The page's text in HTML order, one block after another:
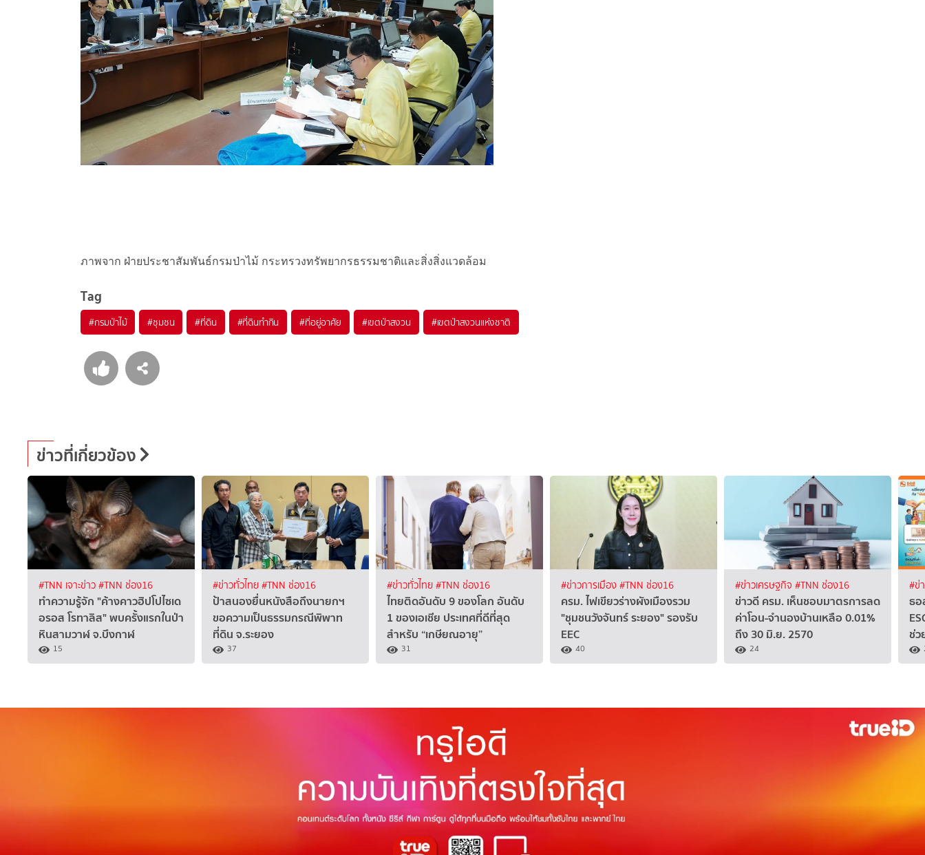
ภาพจาก ฝ่ายประชาสัมพันธ์กรมป่าไม้ กระทรวงทรัพยากรธรรมชาติและสิ่งสิ่งแวดล้อม
Tag
#กรมป่าไม้ #ชุมชน #ที่ดิน #ที่ดินทำกิน #ที่อยู่อาศัย #เขตป่าสงวน #เขตป่าสงวนแห่งชาติ
ข่าวที่เกี่ยวข้อง
#TNN เจาะข่าว#TNN ช่อง16
ทำความรู้จัก "ค้างคาวฮิปโปไซเด
อรอส โรทาลิส" พบครั้งแรกในป่า
หินสามวาฬ จ.บึงกาฬ
15
#ข่าวทั่วไทย#TNN ช่อง16
ป้าสนองยื่นหนังสือถึงนายกฯ
ขอความเป็นธรรมกรณีพิพาท
ที่ดิน จ.ระยอง
37
#ข่าวทั่วไทย#TNN ช่อง16
ไทยติดอันดับ 9 ของโลก อันดับ
1 ของเอเชีย ประเทศที่ดีที่สุด
สำหรับ “เกษียณอายุ”
31
#ข่าวการเมือง#TNN ช่อง16
ครม. ไฟเขียวร่างผังเมืองรวม
"ชุมชนวังจันทร์ ระยอง" รองรับ
EEC
40
#ข่าวเศรษฐกิจ #TNN ช่อง16
ข่าวดี ครม. เห็นชอบมาตรการลด
ค่าโอน-จำนองบ้านเหลือ 0.01%
ถึง 30 มิ.ย. 2570
24
#ข่
ธ
ช่ว